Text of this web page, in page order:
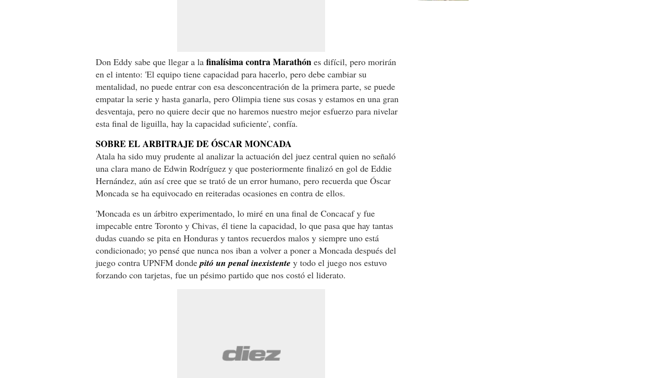
Don Eddy sabe que llegar a la finalísima contra Marathón es difícil, pero morirán
en el intento: 'El equipo tiene capacidad para hacerlo, pero debe cambiar su
mentalidad, no puede entrar con esa desconcentración de la primera parte, se puede
empatar la serie y hasta ganarla, pero Olimpia tiene sus cosas y estamos en una gran
desventaja, pero no quiere decir que no haremos nuestro mejor esfuerzo para nivelar
esta final de liguilla, hay la capacidad suficiente', confía.
SOBRE EL ARBITRAJE DE ÓSCAR MONCADA
Atala ha sido muy prudente al analizar la actuación del juez central quien no señaló
una clara mano de Edwin Rodríguez y que posteriormente finalizó en gol de Eddie
Hernández, aún así cree que se trató de un error humano, pero recuerda que Óscar
Moncada se ha equivocado en reiteradas ocasiones en contra de ellos.
'Moncada es un árbitro experimentado, lo miré en una final de Concacaf y fue
impecable entre Toronto y Chivas, él tiene la capacidad, lo que pasa que hay tantas
dudas cuando se pita en Honduras y tantos recuerdos malos y siempre uno está
condicionado; yo pensé que nunca nos iban a volver a poner a Moncada después del
juego contra UPNFM donde pitó un penal inexistente y todo el juego nos estuvo
forzando con tarjetas, fue un pésimo partido que nos costó el liderato.